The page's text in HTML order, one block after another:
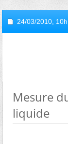
24/03/2010,
Mesure
liquide